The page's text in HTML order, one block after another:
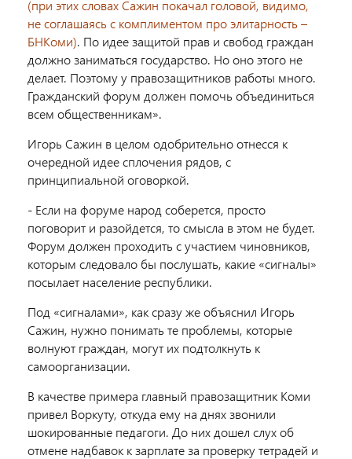
(при этих словах Сажин покачал головой, видимо,
не соглашаясь с комплиментом про элитарность –
БНКоми). По идее защитой прав и свобод граждан
должно заниматься государство. Но оно этого не
делает. Поэтому у правозащитников работы много.
Гражданский форум должен помочь объединиться
всем общественникам».
Игорь Сажин в целом одобрительно отнесся к
очередной идее сплочения рядов, с
принципиальной оговоркой.
- Если на форуме народ соберется, просто
поговорит и разойдется, то смысла в этом не будет.
Форум должен проходить с участием чиновников,
которым следовало бы послушать, какие «сигналы»
посылает население республики.
Под «сигналами», как сразу же объяснил Игорь
Сажин, нужно понимать те проблемы, которые
волнуют граждан, могут их подтолкнуть к
самоорганизации.
В качестве примера главный правозащитник Коми
привел Воркуту, откуда ему на днях звонили
шокированные педагоги. До них дошел слух об
отмене надбавок к зарплате за проверку тетрадей и